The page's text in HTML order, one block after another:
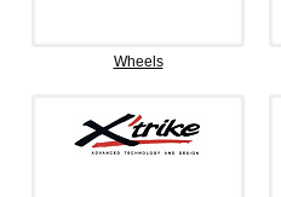
Wheels